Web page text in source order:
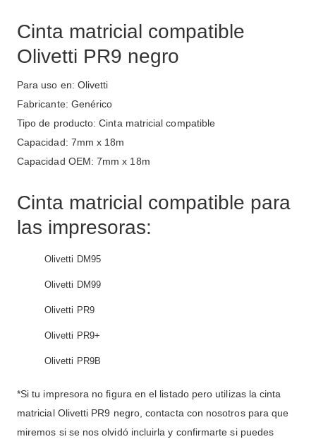
Cinta matricial compatible
Olivetti PR9 negro
Para uso en: Olivetti
Fabricante: Genérico
Tipo de producto: Cinta matricial compatible
Capacidad: 7mm x 18m
Capacidad OEM: 7mm x 18m
Cinta matricial compatible para
las impresoras:
Olivetti DM95
Olivetti DM99
Olivetti PR9
Olivetti PR9+
Olivetti PR9B
*Si tu impresora no figura en el listado pero utilizas la cinta
matricial Olivetti PR9 negro, contacta con nosotros para que
miremos si se nos olvidó incluirla y confirmarte si puedes